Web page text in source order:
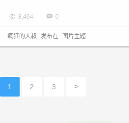
 8,464  0
疯狂的大叔 发布在 图片主题
1 2 3 >